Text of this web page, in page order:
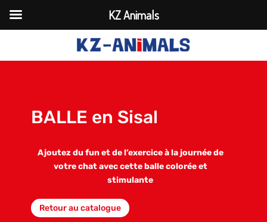
BALLE en Sisal
Ajoutez du fun et de l’exercice à la journée de
votre chat avec cette balle colorée et
stimulante
Retour au catalogue
KZ Animals